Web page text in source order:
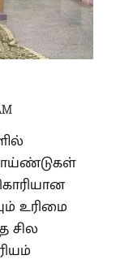
உரிமை
சில